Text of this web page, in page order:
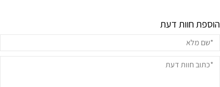
הוספת חוות דעת